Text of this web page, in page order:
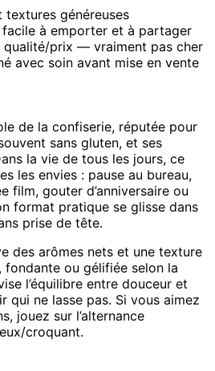
textures généreuses
à emporter et à partager
qualité/prix — vraiment pas cher
avec soin avant mise en vente
de la confiserie, réputée pour
sans gluten, et ses
la vie de tous les jours, ce
les envies : pause au bureau,
film, gouter d’anniversaire ou
format pratique se glisse dans
prise de tête.
des arômes nets et une texture
ou gélifiée selon la
l’équilibre entre douceur et
qui ne lasse pas. Si vous aimez
jouez sur l’alternance
croquant.